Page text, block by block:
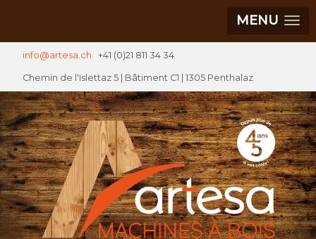
MENU
info@artesa.ch +41 (0)21 811 34 34
Chemin de l'Islettaz 5 | Bâtiment C1 | 1305 Penthalaz